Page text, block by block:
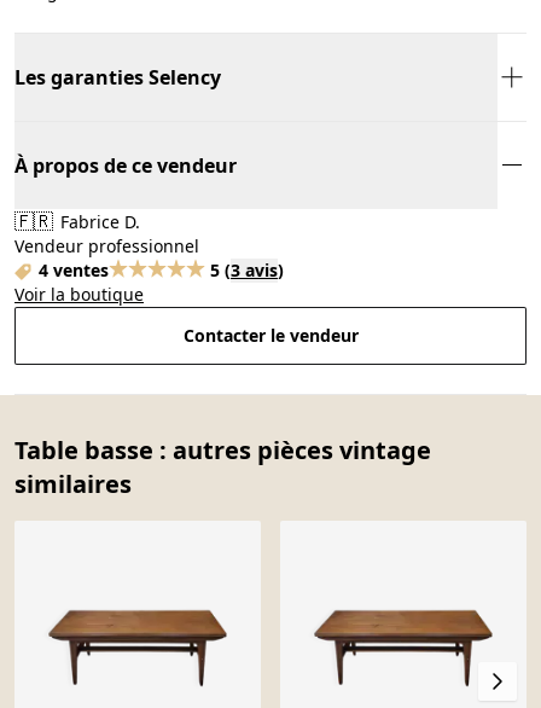
Les garanties Selency
À propos de ce vendeur
🇫🇷 Fabrice D.
Vendeur professionnel
4 ventes
5 (3 avis)
Voir la boutique
Contacter le vendeur
Table basse : autres pièces vintage
similaires